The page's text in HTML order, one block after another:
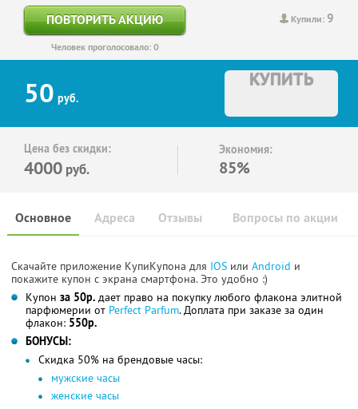
Купили:9
ПОВТОРИТЬ АКЦИЮ
Человек проголосовало: 0
50 руб.
КУПИТЬ
Цена без скидки:
4000 руб.
Экономия:
85%
Основное Отзывы Вопросы по акции
Адреса
Скачайте приложение КупиКупона для IOS или Android и
покажите купон с экрана смартфона. Это удобно :)
Купон за 50р. дает право на покупку любого флакона элитной
парфюмерии от Perfect Parfum. Доплата при заказе за один
флакон: 550р.
БОНУСЫ:
Скидка 50% на брендовые часы:
мужские часы
женские часы